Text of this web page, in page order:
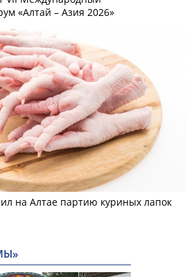
«Алтай – Азия 2026»
на Алтае партию куриных лапок